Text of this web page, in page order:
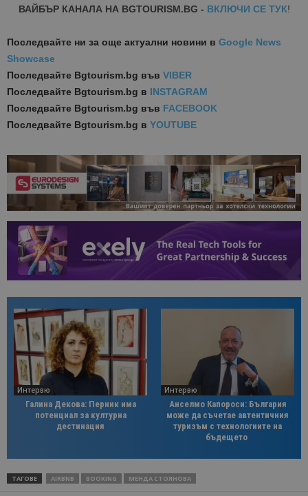
ВАЙБЪР КАНАЛА НА BGTOURISM.BG - ВКЛЮЧИ СЕ ТУК!
Последвайте ни за още актуални новини в Google News
Showcase
Последвайте Bgtourism.bg във VIBER
Последвайте Bgtourism.bg в INSTAGRAM
Последвайте Bgtourism.bg във FACEBOOK
Последвайте Bgtourism.bg в YOUTUBE
Интервю
Галина Декова: Перник има
потенциал за културна
дестинация
Интервю
Анселмо Капороси: България
може да съчетае автентичния
туризъм с технологиите на
бъдещето
ТАГОВЕ AIRBNB BOOKING МЕНДА СТОЯНОВА